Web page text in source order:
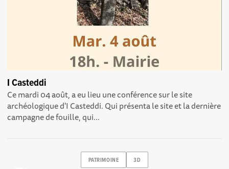
I Casteddi
Ce mardi 04 août, a eu lieu une conférence sur le site
archéologique d'I Casteddi. Qui présenta le site et la dernière
campagne de fouille, qui...
PATRIMOINE 3D